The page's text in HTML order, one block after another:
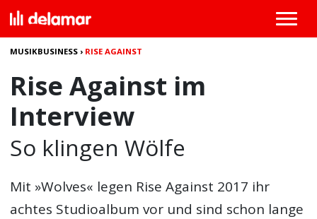
MUSIKBUSINESS › RISE AGAINST
Rise Against im
Interview
So klingen Wölfe
Mit »Wolves« legen Rise Against 2017 ihr
achtes Studioalbum vor und sind schon lange